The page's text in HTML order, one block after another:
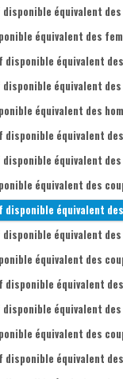
équivalent
équivalent des
équivalent
équivalent des
équivalent des
équivalent des
équivalent des
équivalent des
équivalent
équivalent des
équivalent des
équivalent
équivalent des
équivalent des
équivalent